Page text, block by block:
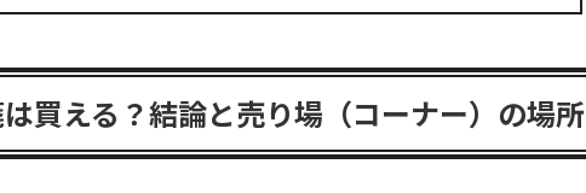
買える？結論と売り場（コーナー）の場所